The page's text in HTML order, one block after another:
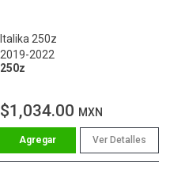
Italika 250z
2019-2022
250z
$1,034.00 MXN
Ver Detalles